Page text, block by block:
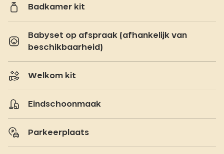
Badkamer kit
Babyset op afspraak (afhankelijk van
beschikbaarheid)
Welkom kit
Eindschoonmaak
Parkeerplaats